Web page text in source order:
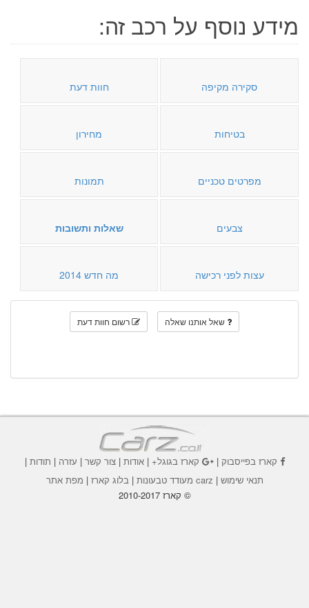
מידע נוסף על רכב זה:
סקירה מקיפה חוות דעת
בטיחות מחירון
מפרטים טכניים תמונות
צבעים שאלות ותשובות
עצות לפני רכישה מה חדש 2014
שאל אותנו שאלה רשום חוות דעת
קארז בפייסבוק| קארז בגוגל+|אודות |צור קשר | עזרה | תודות |
תנאי שימוש | carz מעודד טבעונות |בלוג קארז | מפת אתר
© קארז 2010-2017